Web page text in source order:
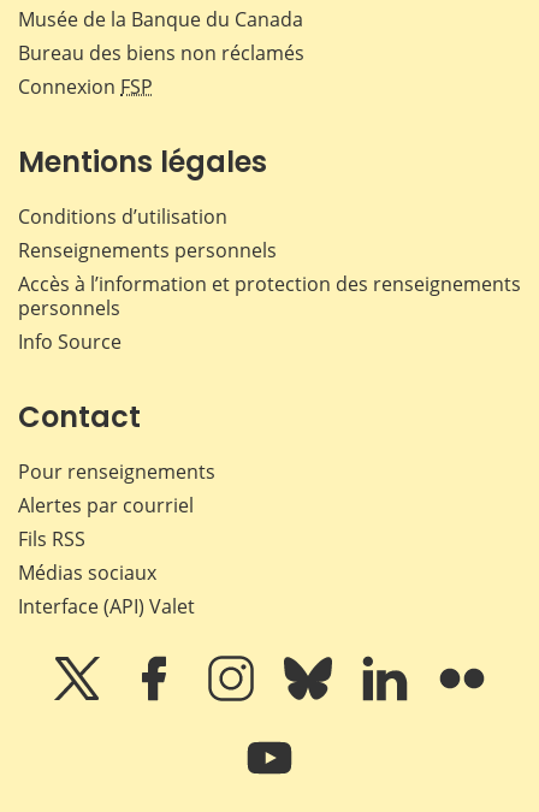
Musée de la Banque du Canada
Bureau des biens non réclamés
Connexion FSP
Mentions légales
Conditions d’utilisation
Renseignements personnels
Accès à l’information et protection des renseignements
personnels
Info Source
Contact
Pour renseignements
Alertes par courriel
Fils RSS
Médias sociaux
Interface (API) Valet